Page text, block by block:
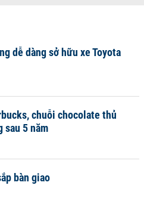
dễ dàng sở hữu xe Toyota
chuỗi chocolate thủ
sau 5 năm
bàn giao